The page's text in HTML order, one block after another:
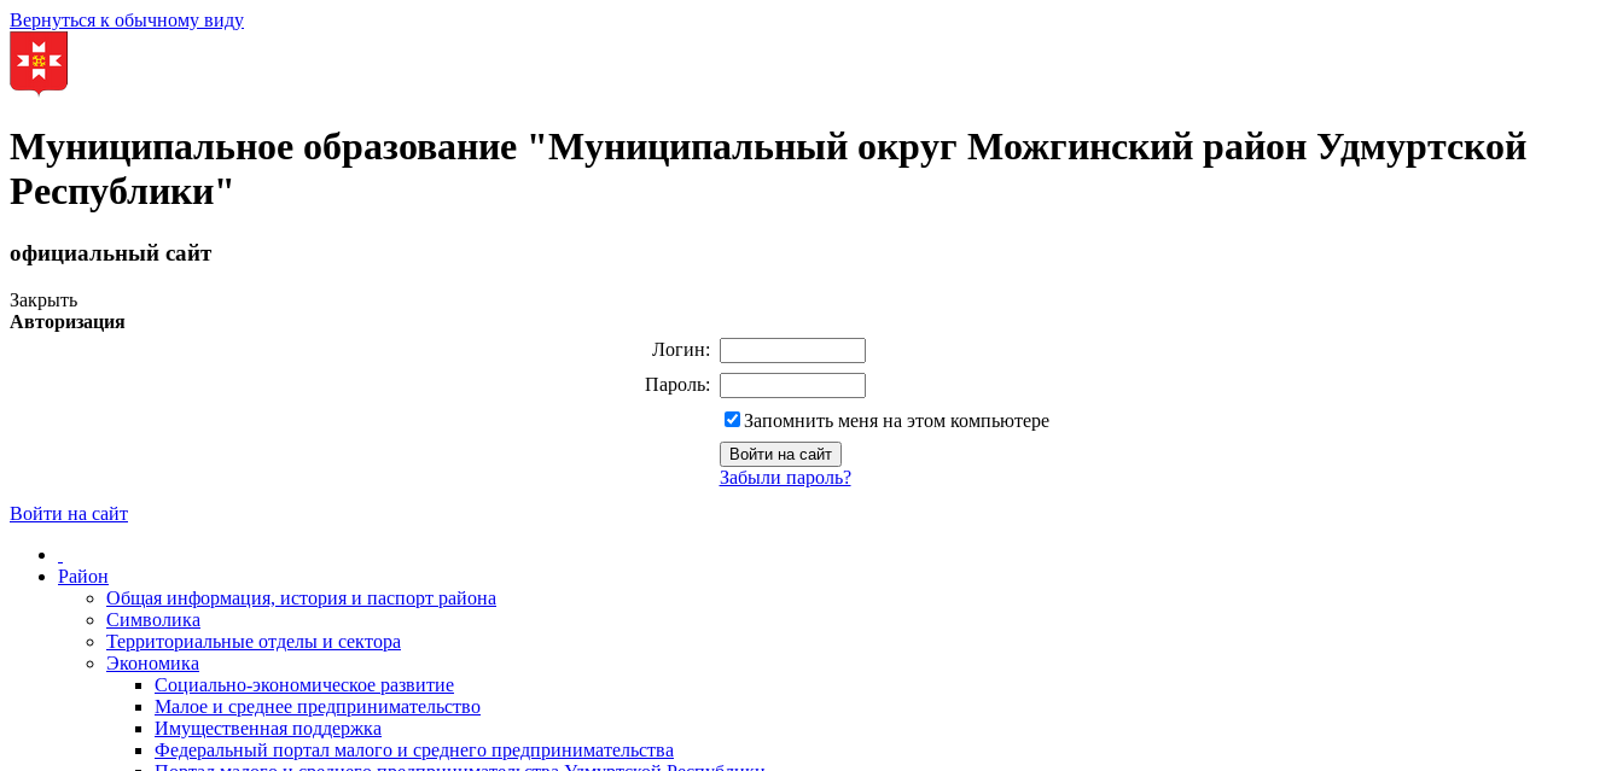
Вернуться к обычному виду
Муниципальное образование "Муниципальный округ Можгинский район Удмуртской
Республики"
официальный сайт
Закрыть
Авторизация
Логин:
Пароль:
Запомнить меня на этом компьютере
Забыли пароль?
Войти на сайт
Район
Общая информация, история и паспорт района
Символика
Территориальные отделы и сектора
Экономика
Социально-экономическое развитие
Малое и среднее предпринимательство
Имущественная поддержка
Федеральный портал малого и среднего предпринимательства